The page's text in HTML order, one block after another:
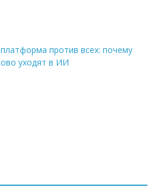
против всех: почему
уходят в ИИ